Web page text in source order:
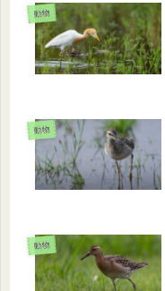
動物
動物
動物